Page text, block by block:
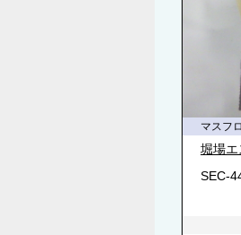
マスフ
堀場
SEC-